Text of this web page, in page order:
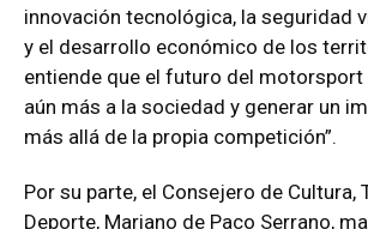
innovación tecnológica, la seguridad
y el desarrollo económico de los
entiende que el futuro del motorsport
aún más a la sociedad y generar un
más allá de la propia competición”.
Por su parte, el Consejero de Cultura,
Deporte, Mariano de Paco Serrano,